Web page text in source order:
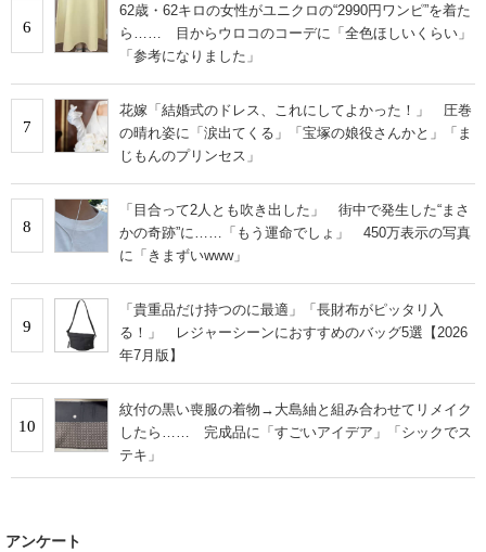
6
62歳・62キロの女性がユニクロの“2990円ワンピ”を着た
ら…… 目からウロコのコーデに「全色ほしいくらい」
「参考になりました」
7
花嫁「結婚式のドレス、これにしてよかった！」 圧巻
の晴れ姿に「涙出てくる」「宝塚の娘役さんかと」「ま
じもんのプリンセス」
8
「目合って2人とも吹き出した」 街中で発生した“まさ
かの奇跡”に……「もう運命でしょ」 450万表示の写真
に「きまずいwww」
9
「貴重品だけ持つのに最適」「長財布がピッタリ入
る！」 レジャーシーンにおすすめのバッグ5選【2026
年7月版】
10
紋付の黒い喪服の着物→大島紬と組み合わせてリメイク
したら…… 完成品に「すごいアイデア」「シックでス
テキ」
アンケート